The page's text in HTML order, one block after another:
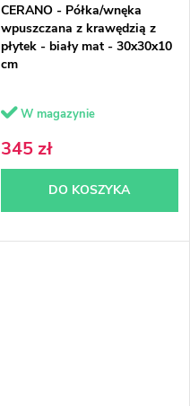
CERANO - Półka/wnęka
wpuszczana z krawędzią z
płytek - biały mat - 30x30x10
cm
W magazynie
345 zł
DO KOSZYKA